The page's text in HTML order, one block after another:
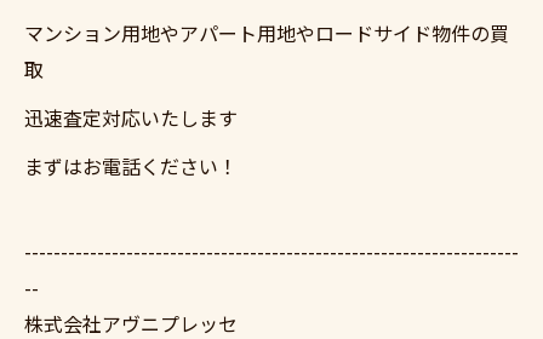
マンション用地やアパート用地やロードサイド物件の買
取
迅速査定対応いたします
まずはお電話ください！
--------------------------------------------------------------------
--
株式会社アヴニプレッセ